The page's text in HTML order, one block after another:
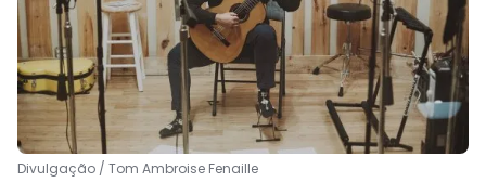
Divulgação / Tom Ambroise Fenaille